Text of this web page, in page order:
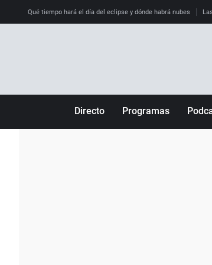
Qué tiempo hará el día del eclipse y dónde habrá nubes
Directo Programas